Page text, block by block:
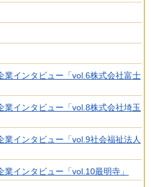
業インタビュー「vol.6株式会社富士
業インタビュー「vol.8株式会社埼玉
業インタビュー「vol.9社会福祉法人
インタビュー「vol.10最明寺」